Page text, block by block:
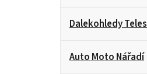
a
n
Dalekohledy
Auto Moto Nářadí